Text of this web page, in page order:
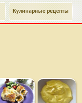
Кулинарные рецепты